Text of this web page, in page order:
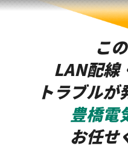
こ
LAN配線
トラブルが
豊橋電
お任せ